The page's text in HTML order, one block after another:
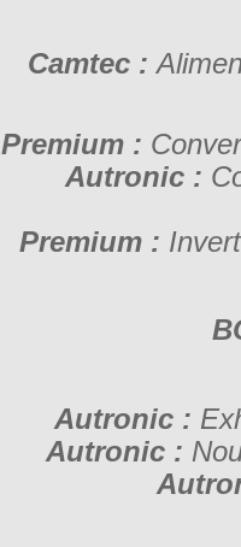
Camtec :
Premium :
Autronic :
Premium :
Autronic :
Autronic :